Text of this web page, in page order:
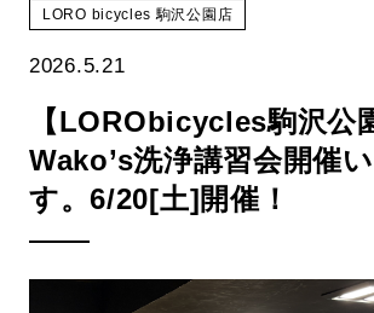
LORO bicycles 駒沢公園店
2026.5.21
【LORObicycles駒沢公
Wako’s洗浄講習会開催
す。6/20[土]開催！